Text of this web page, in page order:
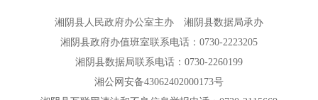
湘阴县人民政府办公室主办
湘阴县数据局承办
湘阴县政府办值班室联系电话：0730-2223205
湘阴县数据局联系电话：0730-2260199
湘公网安备43062402000173号